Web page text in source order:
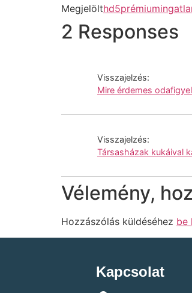
Megjelölt
2 Responses
Visszajelzés:
Mire érdemes
Visszajelzés:
Társasházak kukáival
Vélemény,
Hozzászólás küldéséhez be
Kapcsolat